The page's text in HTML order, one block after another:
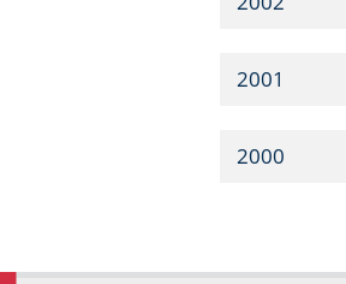
2001
2000